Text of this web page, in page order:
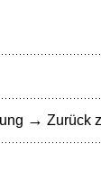
→ Zurück